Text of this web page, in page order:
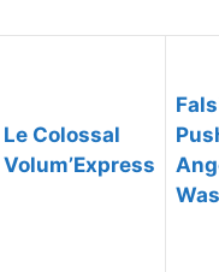
Le Colossal
Volum’Express